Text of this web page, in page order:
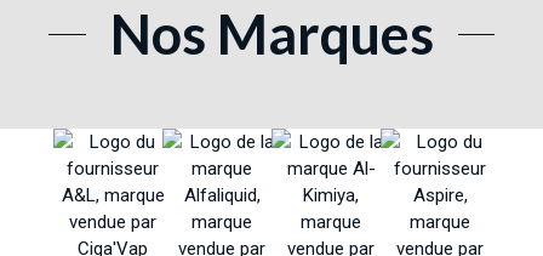
Nos Marques